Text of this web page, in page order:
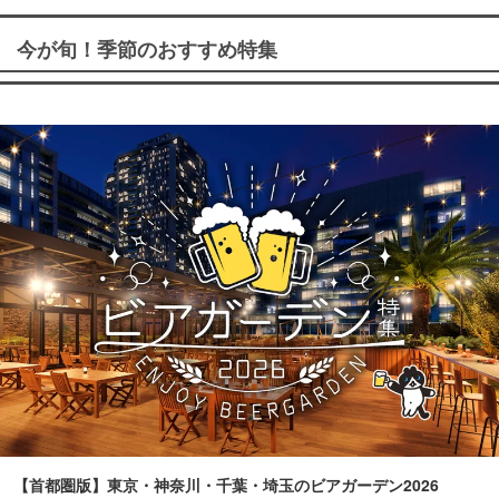
今が旬！季節のおすすめ特集
【首都圏版】東京・神奈川・千葉・埼玉のビアガーデン2026